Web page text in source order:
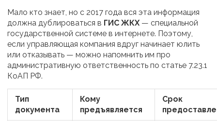
Мало кто знает, но с 2017 года вся эта информация
должна дублироваться в ГИС ЖКХ— специальной
государственной системе в интернете. Поэтому,
если управляющая компания вдруг начинает юлить
или отказывать — можно напомнить им про
административную ответственность по статье 7.23.1
КоАП РФ.
Тип
документа
Кому
предъявляется
Срок